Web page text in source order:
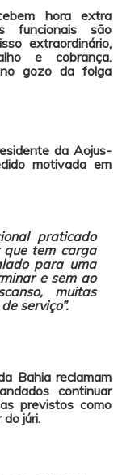
hora extra
funcionais são
extraordinário,
e cobrança.
gozo da folga
da Aojus-
motivada em
praticado
que tem carga
para uma
e sem ao
muitas
serviço”.
Bahia reclamam
continuar
previstos como
júri.